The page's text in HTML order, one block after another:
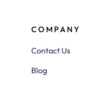
COMPANY
Contact Us
Blog